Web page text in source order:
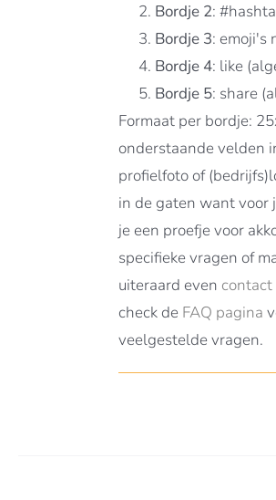
Bordje 2:
Bordje 3: emoji's
Bordje 4: like
Bordje 5: share
Formaat per bordje:
onderstaande velden
profielfoto of
in de gaten want voor
je een proefje voor
specifieke vragen of
uiteraard even contact
check de FAQ pagina
veelgestelde vragen.